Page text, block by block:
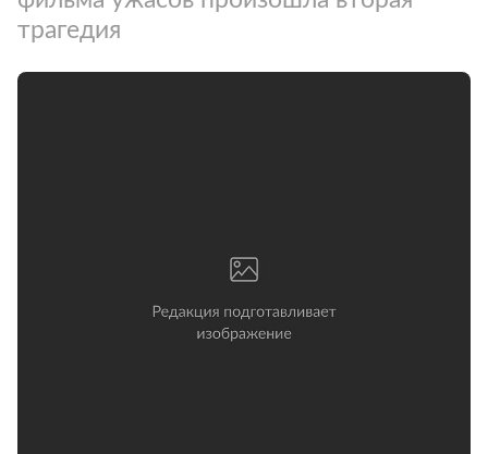
трагедия